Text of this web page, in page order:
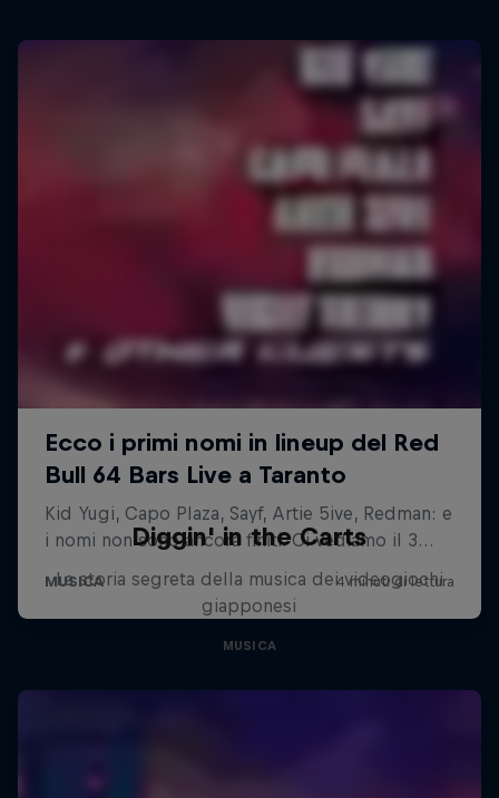
Diggin' in the Carts
La storia segreta della musica dei videogiochi
giapponesi
MUSICA